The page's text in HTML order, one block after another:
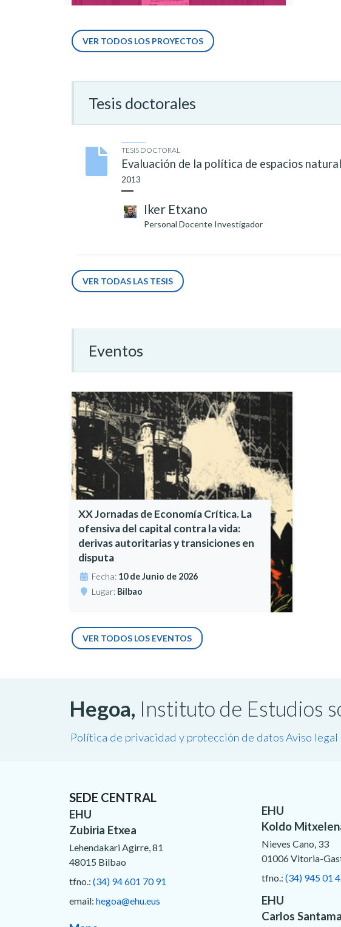
VER TODOS LOS PROYECTOS
Tesis doctorales
TESIS DOCTORAL
Evaluación de la política de espacios
2013
Iker Etxano
Personal Docente Investigador
VER TODAS LAS TESIS
Eventos
XX Jornadas de Economía Crítica. La
ofensiva del capital contra la vida:
derivas autoritarias y transiciones en
disputa
Fecha: 10 de Junio de 2026
Lugar: Bilbao
VER TODOS LOS EVENTOS
Hegoa, Instituto de Estudios
Política de privacidad y protección de datosAviso legal
SEDE CENTRAL
EHU
Zubiria Etxea
Lehendakari Agirre, 81
48015 Bilbao
tfno.: (34) 94 601 70 91
email: hegoa@ehu.eus
EHU
Koldo
Nieves Cano, 33
01006 Vitoria-
tfno.: (34) 945 01
EHU
Carlos